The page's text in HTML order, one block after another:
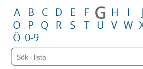
A B C D E F G H I J
O
P Q R S T U V W
Ö 0-9